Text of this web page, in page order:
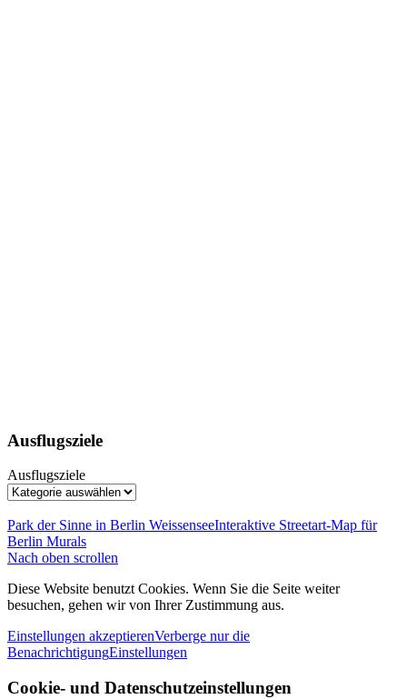
Ausflugsziele
Ausflugsziele
Park der Sinne in Berlin WeissenseeInteraktive Streetart-Map für
Berlin Murals
Nach oben scrollen
Diese Website benutzt Cookies. Wenn Sie die Seite weiter
besuchen, gehen wir von Ihrer Zustimmung aus.
Einstellungen akzeptierenVerberge nur die
BenachrichtigungEinstellungen
Cookie- und Datenschutzeinstellungen